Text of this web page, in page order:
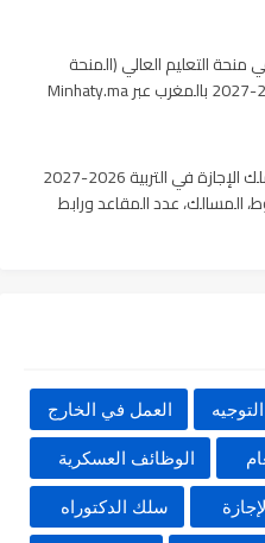
منحة التعليم العالي (المنحة
التسجيل في سلك الإجازة في التربية 2026-2027
المسالك، عدد المقاعد ورابط
التوجيه العمل في الخارج
الوظائف العسكرية
سلك الدكتوراه